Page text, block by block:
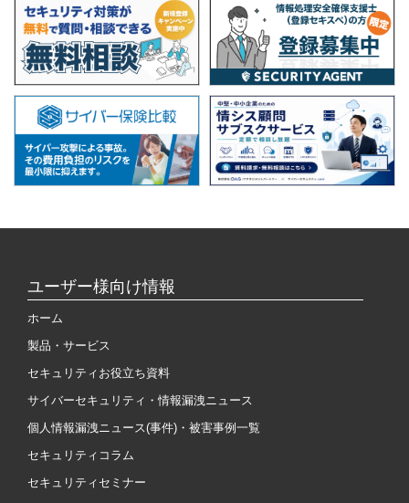
ユーザー様向け情報
ホーム
製品・サービス
セキュリティお役立ち資料
サイバーセキュリティ・情報漏洩ニュース
個人情報漏洩ニュース(事件)・被害事例一覧
セキュリティコラム
セキュリティセミナー